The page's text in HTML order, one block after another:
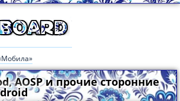
AOSP и прочие сторонние